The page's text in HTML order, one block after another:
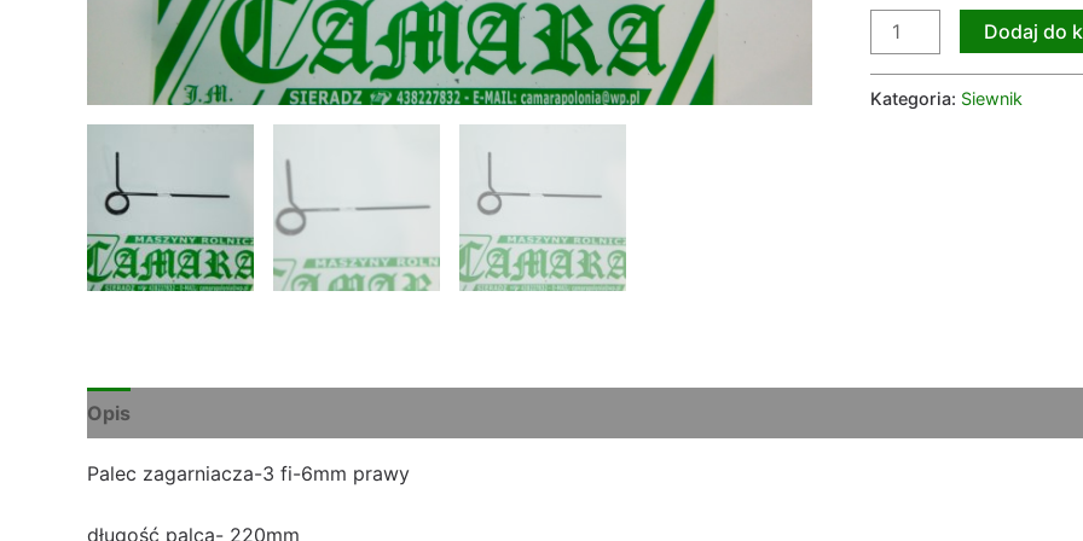
Dodaj do
Kategoria: Siewnik
Opis
Palec zagarniacza-3 fi-6mm prawy
długość palca- 220mm